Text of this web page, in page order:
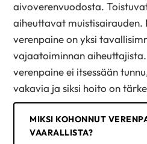
aivoverenvuodosta.
aiheuttavat muistisairauden.
verenpaine on yksi
vajaatoiminnan
verenpaine ei itsessään
vakavia ja siksi hoito on
MIKSI KOHONNUT
VAARALLISTA?